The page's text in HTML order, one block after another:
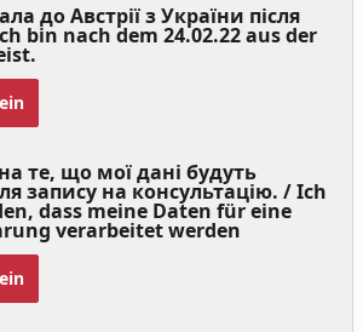
до Австрії з України після
bin nach dem 24.02.22 aus der
Required)
те, що мої дані будуть
запису на консультацію. / Ich
dass meine Daten für eine
verarbeitet werden